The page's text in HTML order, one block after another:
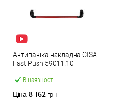
В наявності
Антипаніка накладна CISA
Fast Push 59011.10
штангою 900 мм червона
Ціна 8 162 грн.